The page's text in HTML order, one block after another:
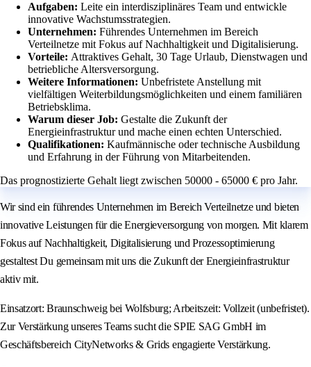
Aufgaben: Leite ein interdisziplinäres Team und entwickle
innovative Wachstumsstrategien.
Unternehmen: Führendes Unternehmen im Bereich
Verteilnetze mit Fokus auf Nachhaltigkeit und Digitalisierung.
Vorteile: Attraktives Gehalt, 30 Tage Urlaub, Dienstwagen und
betriebliche Altersversorgung.
Weitere Informationen: Unbefristete Anstellung mit
vielfältigen Weiterbildungsmöglichkeiten und einem familiären
Betriebsklima.
Warum dieser Job: Gestalte die Zukunft der
Energieinfrastruktur und mache einen echten Unterschied.
Qualifikationen: Kaufmännische oder technische Ausbildung
und Erfahrung in der Führung von Mitarbeitenden.
Das prognostizierte Gehalt liegt zwischen 50000 - 65000 € pro Jahr.
Wir sind ein führendes Unternehmen im Bereich Verteilnetze und bieten
innovative Leistungen für die Energieversorgung von morgen. Mit klarem
Fokus auf Nachhaltigkeit, Digitalisierung und Prozessoptimierung
gestaltest Du gemeinsam mit uns die Zukunft der Energieinfrastruktur
aktiv mit.
Einsatzort: Braunschweig bei Wolfsburg; Arbeitszeit: Vollzeit (unbefristet).
Zur Verstärkung unseres Teams sucht die SPIE SAG GmbH im
Geschäftsbereich CityNetworks & Grids engagierte Verstärkung.